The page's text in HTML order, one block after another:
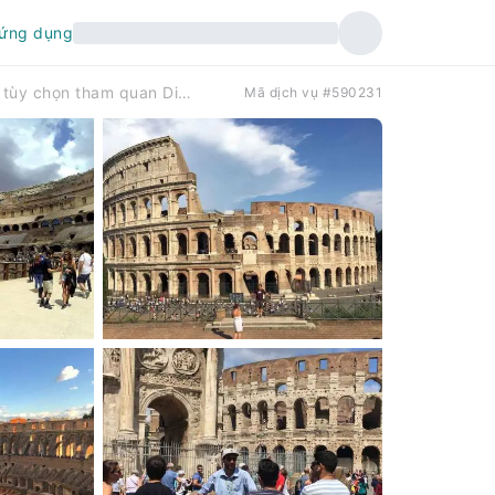
dụng
Rome: Tour tham quan Đấu trường La Mã có hướng dẫn viên, kèm tùy chọn tham quan Diễn đàn La Mã | Ý Mã dịch vụ #590231